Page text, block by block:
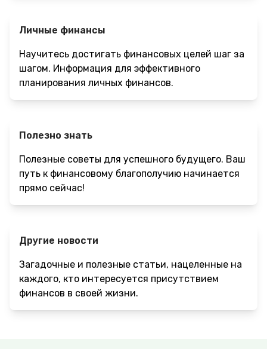
Личные финансы
Научитесь достигать финансовых целей шаг за
шагом. Информация для эффективного
планирования личных финансов.
Полезно знать
Полезные советы для успешного будущего. Ваш
путь к финансовому благополучию начинается
прямо сейчас!
Другие новости
Загадочные и полезные статьи, нацеленные на
каждого, кто интересуется присутствием
финансов в своей жизни.